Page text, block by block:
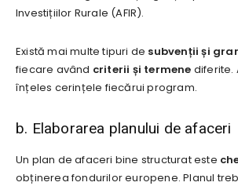
Investițiilor Rurale (AFIR).
Există mai multe tipuri de subvenții și
fiecare având criterii și termene diferite.
înțeles cerințele fiecărui program.
b. Elaborarea planului de afaceri
Un plan de afaceri bine structurat este
obținerea fondurilor europene. Planul